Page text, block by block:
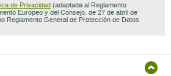
de Privacidad (adaptada al Reglamento
Europeo y del Consejo, de 27 de abril de
Reglamento General de Protección de Datos